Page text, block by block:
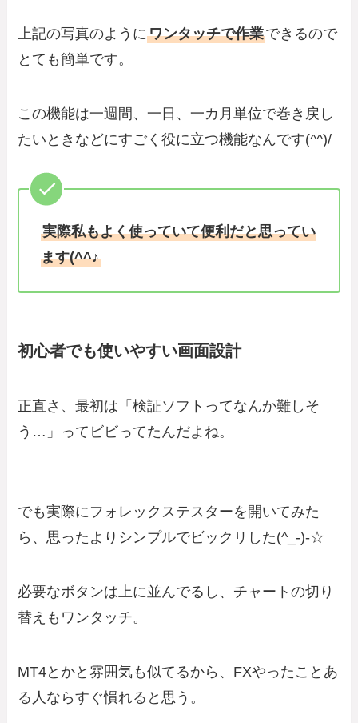
上記の写真のようにワンタッチで作業できるので
とても簡単です。
この機能は一週間、一日、一カ月単位で巻き戻し
たいときなどにすごく役に立つ機能なんです(^^)/
実際私もよく使っていて便利だと思ってい
ます(^^♪
初心者でも使いやすい画面設計
正直さ、最初は「検証ソフトってなんか難しそ
う…」ってビビってたんだよね。
でも実際にフォレックステスターを開いてみた
ら、思ったよりシンプルでビックリした(^_-)-☆
必要なボタンは上に並んでるし、チャートの切り
替えもワンタッチ。
MT4とかと雰囲気も似てるから、FXやったことあ
る人ならすぐ慣れると思う。